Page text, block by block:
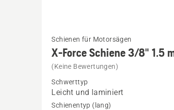
Details
zu
Force
Schiene
Schienen für Motorsägen
X-Force Schiene 3/8" 1.5
(Keine Bewertungen)
Schwerttyp
Leicht und laminiert
Schienentyp (lang)